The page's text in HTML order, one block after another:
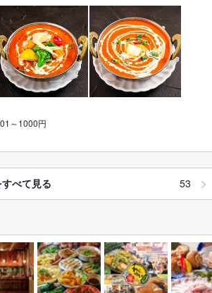
～1000円
べて見る 53